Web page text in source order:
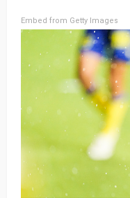
Embed from Getty Images